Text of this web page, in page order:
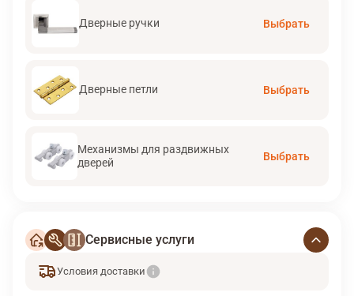
Дверные ручки Выбрать
Дверные петли Выбрать
Механизмы для раздвижных
дверей
Выбрать
Сервисные услуги
Условия доставки